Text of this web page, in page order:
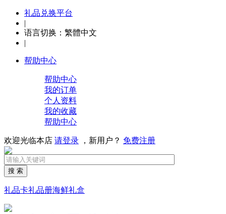
礼品兑换平台
|
语言切换： 繁體中文
|
帮助中心
帮助中心
我的订单
个人资料
我的收藏
帮助中心
欢迎光临本店 请登录 ，新用户？ 免费注册
搜 索
礼品卡礼品册海鲜礼盒